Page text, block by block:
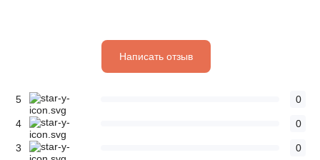
Написать отзыв
5 0
4 0
3 0